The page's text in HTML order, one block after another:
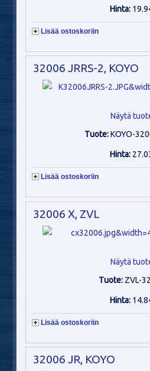
Hinta:
Lisää ostoskoriin
32006 JRRS-2, KOYO
Näytä
Tuote:KOYO-
Hinta:
Lisää ostoskoriin
32006 X, ZVL
Näytä
Tuote: ZVL-
Hinta:
Lisää ostoskoriin
32006 JR, KOYO